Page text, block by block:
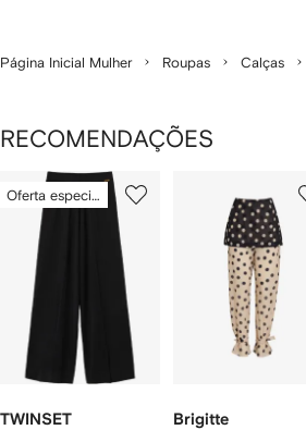
Página Inicial Mulher Roupas Calças
RECOMENDAÇÕES
de
Oferta especial
TWINSET Brigitte